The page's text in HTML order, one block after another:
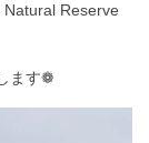
Reserve
ます❁